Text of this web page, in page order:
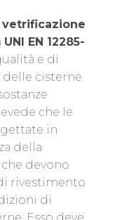
UNI EN 12285-
e di
delle cisterne
che le
in
della
devono
rivestimento
di